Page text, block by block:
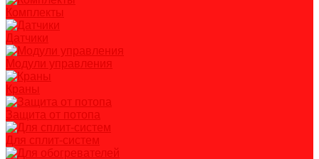
Комплекты
Датчики
Модули управления
Краны
Защита от потопа
Для сплит-систем